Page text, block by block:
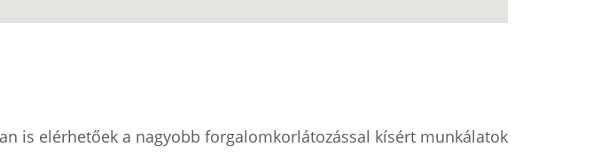
is elérhetőek a nagyobb forgalomkorlátozással kísért munkálatok